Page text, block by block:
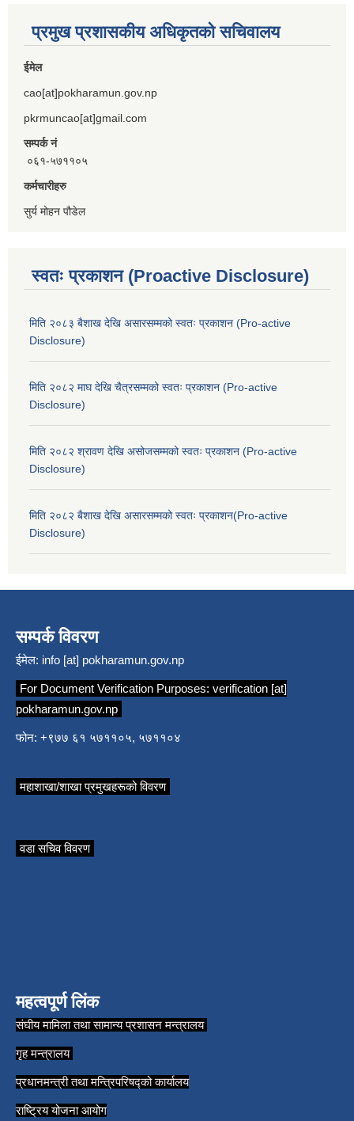
प्रमुख प्रशासकीय अधिकृतको सचिवालय
ईमेल
cao[at]pokharamun.gov.np
pkrmuncao[at]gmail.com
सम्पर्क नं
०६१-५७११०५
कर्मचारीहरु
सुर्य मोहन पौडेल
स्वतः प्रकाशन (Proactive Disclosure)
मिति २०८३ बैशाख देखि असारसम्मको स्वतः प्रकाशन (Pro-active
Disclosure)
मिति २०८२ माघ देखि चैत्रसम्मको स्वतः प्रकाशन (Pro-active
Disclosure)
मिति २०८२ श्रावण देखि असोजसम्मको स्वतः प्रकाशन (Pro-active
Disclosure)
मिति २०८२ बैशाख देखि असारसम्मको स्वतः प्रकाशन(Pro-active
Disclosure)
सम्पर्क विवरण
ईमेल: info [at] pokharamun.gov.np
For Document Verification Purposes: verification [at]
pokharamun.gov.np
फोन: +९७७ ६१ ५७११०५, ५७११०४
महाशाखा/शाखा प्रमुखहरूको विवरण
वडा सचिव विवरण
महत्वपूर्ण लिंक
संघीय मामिला तथा सामान्य प्रशासन मन्त्रालय
गृह मन्त्रालय
प्रधानमन्त्री तथा मन्त्रिपरिषद्को कार्यालय
राष्ट्रिय योजना आयोग